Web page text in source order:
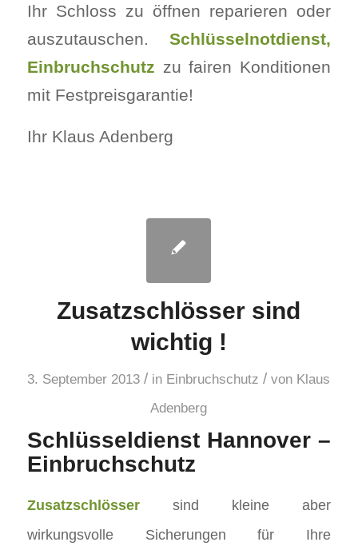
Ihr Schloss zu öffnen reparieren oder
auszutauschen.Schlüsselnotdienst,
Einbruchschutz zu fairen Konditionen
mit Festpreisgarantie!
Ihr Klaus Adenberg
Zusatzschlösser sind
wichtig !
3. September 2013 / in Einbruchschutz / von Klaus
Adenberg
Schlüsseldienst Hannover –
Einbruchschutz
Zusatzschlössersind kleine aber
wirkungsvolle Sicherungen für Ihre